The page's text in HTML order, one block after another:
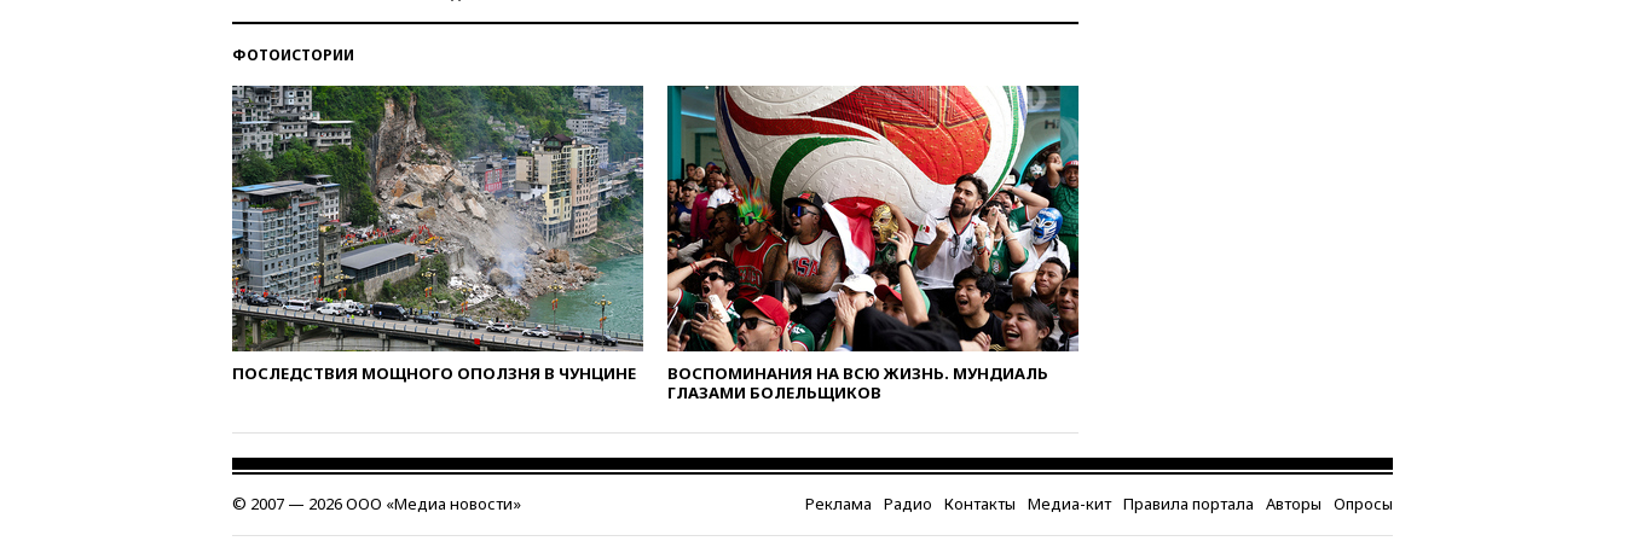
обмена криптовалюты в
«Москве-Сити»
10:13Минтранс предлагает
тратить средства дорожных
фондов на защиту трасс от
БПЛА
09:56Хакеры нашли
документы об ударах ВСУ по
нефтяным терминалам в
России
ума» из-за сообщений в СМИ
об истощении боеприпасов у
09:36Исландия и Черногория
состав Евросоюза
ФОТОИСТОРИИ
ПОСЛЕДСТВИЯ МОЩНОГО ОПОЛЗНЯ В ЧУНЦИНЕ
ВОСПОМИНАНИЯ НА ВСЮ ЖИЗНЬ. МУНДИАЛЬ
ГЛАЗАМИ БОЛЕЛЬЩИКОВ
© 2007 — 2026 ООО «Медиа новости» Реклама Радио Контакты Медиа-кит Правила портала Авторы Опросы